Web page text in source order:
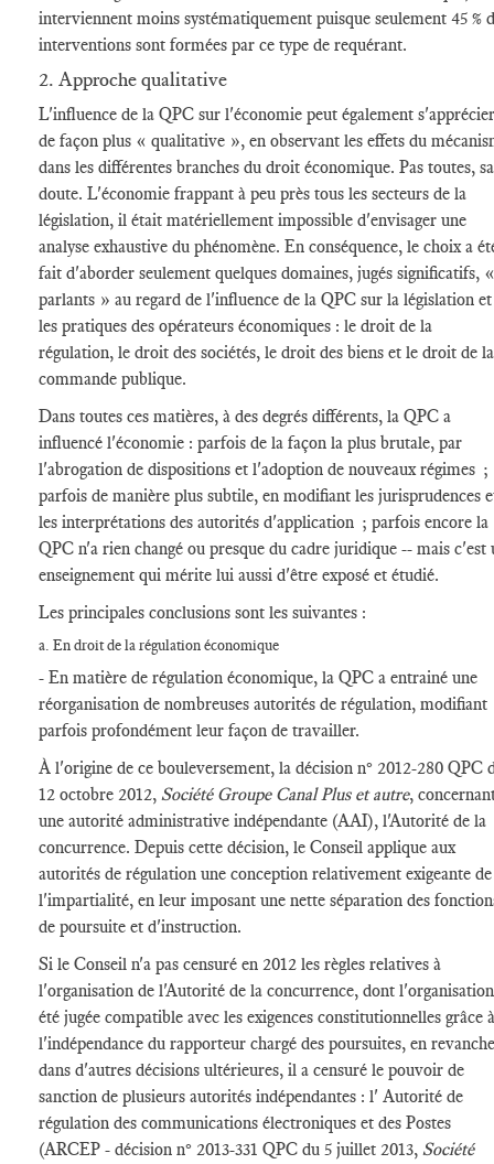
interviennent moins systématiquement puisque seulement 45 %
interventions sont formées par ce type de requérant.
2. Approche qualitative
L'influence de la QPC sur l'économie peut également s'apprécier
de façon plus « qualitative », en observant les effets du
dans les différentes branches du droit économique. Pas toutes,
doute. L'économie frappant à peu près tous les secteurs de la
législation, il était matériellement impossible d'envisager une
analyse exhaustive du phénomène. En conséquence, le choix a
fait d'aborder seulement quelques domaines, jugés significatifs, «
parlants » au regard de l'influence de la QPC sur la législation et
les pratiques des opérateurs économiques : le droit de la
régulation, le droit des sociétés, le droit des biens et le droit de la
commande publique.
Dans toutes ces matières, à des degrés différents, la QPC a
influencé l'économie : parfois de la façon la plus brutale, par
l'abrogation de dispositions et l'adoption de nouveaux régimes ;
parfois de manière plus subtile, en modifiant les jurisprudences
les interprétations des autorités d'application ; parfois encore la
QPC n'a rien changé ou presque du cadre juridique -- mais c'est
enseignement qui mérite lui aussi d'être exposé et étudié.
Les principales conclusions sont les suivantes :
a. En droit de la régulation économique
- En matière de régulation économique, la QPC a entrainé une
réorganisation de nombreuses autorités de régulation, modifiant
parfois profondément leur façon de travailler.
À l'origine de ce bouleversement, la décision n° 2012-280 QPC
12 octobre 2012, Société Groupe Canal Plus et autre,
une autorité administrative indépendante (AAI), l'Autorité de la
concurrence. Depuis cette décision, le Conseil applique aux
autorités de régulation une conception relativement exigeante de
l'impartialité, en leur imposant une nette séparation des
de poursuite et d'instruction.
Si le Conseil n'a pas censuré en 2012 les règles relatives à
l'organisation de l'Autorité de la concurrence, dont
été jugée compatible avec les exigences constitutionnelles grâce à
l'indépendance du rapporteur chargé des poursuites, en
dans d'autres décisions ultérieures, il a censuré le pouvoir de
sanction de plusieurs autorités indépendantes : l' Autorité de
régulation des communications électroniques et des Postes
(ARCEP - décision n° 2013-331 QPC du 5 juillet 2013, Société